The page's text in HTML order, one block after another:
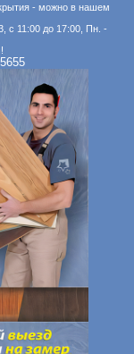
- можно в нашем
с 11:00 до 17:00, Пн. -